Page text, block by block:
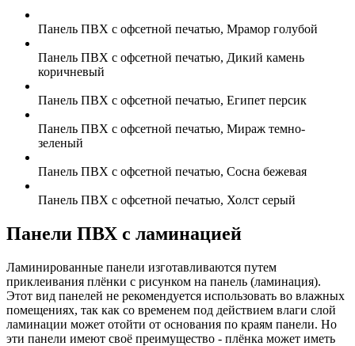
Панель ПВХ с офсетной печатью, Мрамор голубой
Панель ПВХ с офсетной печатью, Дикий камень
коричневый
Панель ПВХ с офсетной печатью, Египет персик
Панель ПВХ с офсетной печатью, Мираж темно-
зеленый
Панель ПВХ с офсетной печатью, Сосна бежевая
Панель ПВХ с офсетной печатью, Холст серый
Панели ПВХ с ламинацией
Ламинированные панели изготавливаются путем
приклеивания плёнки с рисунком на панель (ламинация).
Этот вид панелей не рекомендуется использовать во влажных
помещениях, так как со временем под действием влаги слой
ламинации может отойти от основания по краям панели. Но
эти панели имеют своё преимущество - плёнка может иметь